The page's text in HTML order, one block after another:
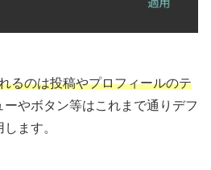
るのは投稿やプロフィールのテ
ーやボタン等はこれまで通りデフ
ます。